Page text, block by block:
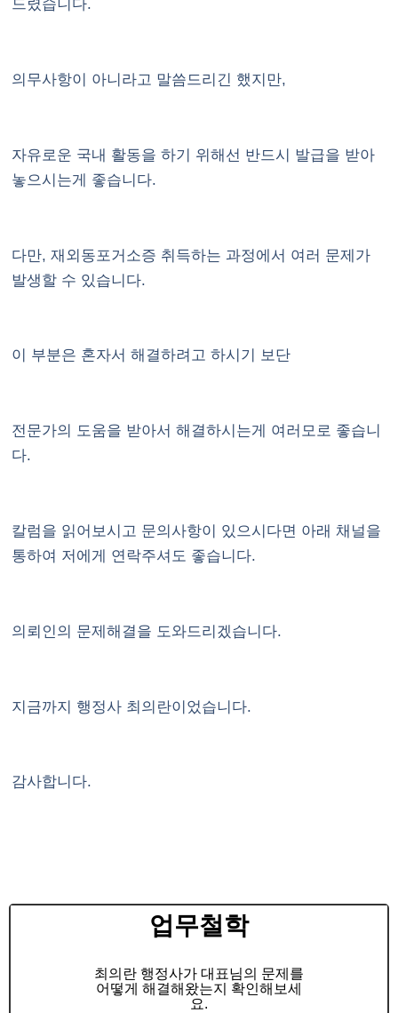
드렸습니다.
의무사항이 아니라고 말씀드리긴 했지만,
자유로운 국내 활동을 하기 위해선 반드시 발급을 받아
놓으시는게 좋습니다.
다만, 재외동포거소증 취득하는 과정에서 여러 문제가
발생할 수 있습니다.
이 부분은 혼자서 해결하려고 하시기 보단
전문가의 도움을 받아서 해결하시는게 여러모로 좋습니
다.
칼럼을 읽어보시고 문의사항이 있으시다면 아래 채널을
통하여 저에게 연락주셔도 좋습니다.
의뢰인의 문제해결을 도와드리겠습니다.
지금까지 행정사 최의란이었습니다.
감사합니다.
업무철학
최의란 행정사가 대표님의 문제를
어떻게 해결해왔는지 확인해보세
요.